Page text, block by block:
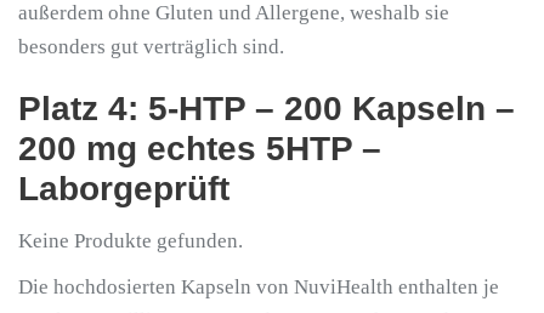
außerdem ohne Gluten und Allergene, weshalb sie
besonders gut verträglich sind.
Platz 4: 5-HTP – 200 Kapseln –
200 mg echtes 5HTP –
Laborgeprüft
Keine Produkte gefunden.
Die hochdosierten Kapseln von NuviHealth enthalten je